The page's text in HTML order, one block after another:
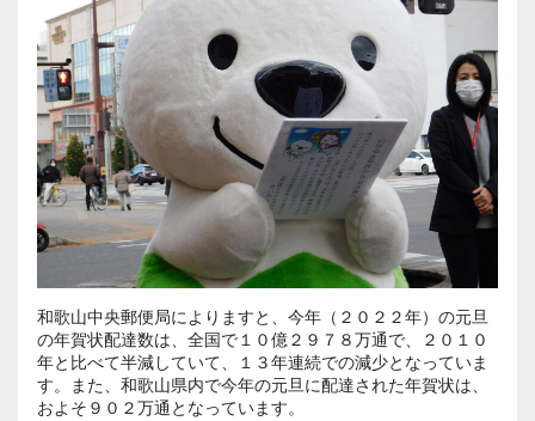
和歌山中央郵便局によりますと、今年（２０２２年）の元旦
の年賀状配達数は、全国で１０億２９７８万通で、２０１０
年と比べて半減していて、１３年連続での減少となっていま
す。また、和歌山県内で今年の元旦に配達された年賀状は、
およそ９０２万通となっています。